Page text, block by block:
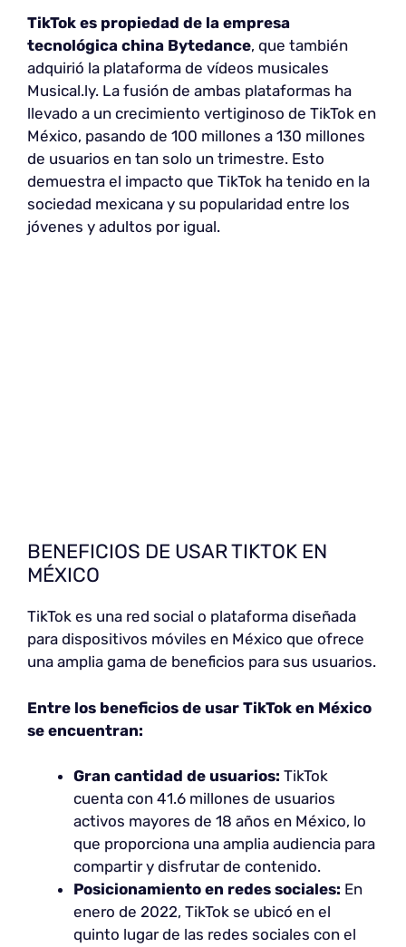
TikTok es propiedad de la empresa
tecnológica china Bytedance, que también
adquirió la plataforma de vídeos musicales
Musical.ly. La fusión de ambas plataformas ha
llevado a un crecimiento vertiginoso de TikTok en
México, pasando de 100 millones a 130 millones
de usuarios en tan solo un trimestre. Esto
demuestra el impacto que TikTok ha tenido en la
sociedad mexicana y su popularidad entre los
jóvenes y adultos por igual.
BENEFICIOS DE USAR TIKTOK EN
MÉXICO
TikTok es una red social o plataforma diseñada
para dispositivos móviles en México que ofrece
una amplia gama de beneficios para sus usuarios.
Entre los beneficios de usar TikTok en México
se encuentran:
Gran cantidad de usuarios: TikTok
cuenta con 41.6 millones de usuarios
activos mayores de 18 años en México, lo
que proporciona una amplia audiencia para
compartir y disfrutar de contenido.
Posicionamiento en redes sociales: En
enero de 2022, TikTok se ubicó en el
quinto lugar de las redes sociales con el